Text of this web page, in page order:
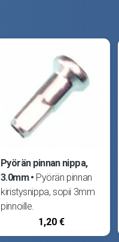
Pyörän pinnan nippa,
3.0mm
Pyörän pinnan
kiristysnippa, sopii 3mm
pinnoille.
1,20 €